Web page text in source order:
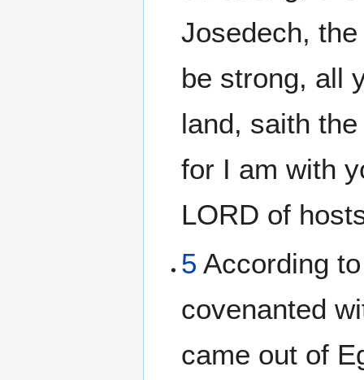
Josedech,
be strong, all
land, saith
for I am with
LORD of
5 According
covenanted
came out of